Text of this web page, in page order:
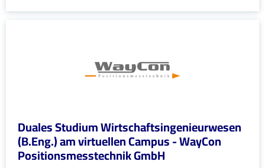
Duales Studium Wirtschaftsingenieurwesen
(B.Eng.) am virtuellen Campus - WayCon
Positionsmesstechnik GmbH